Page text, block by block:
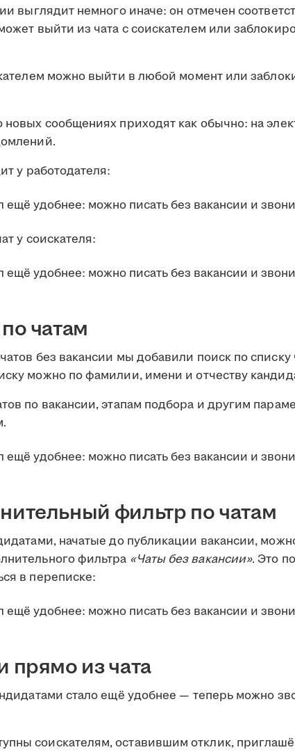
выглядит немного иначе: он отмечен
выйти из чата с соискателем или
можно выйти в любой момент или
сообщениях приходят как обычно: на
у работодателя:
у соискателя:
чатам
без вакансии мы добавили поиск по списку
можно по фамилии, имени и отчеству
по вакансии, этапам подбора и другим
фильтр по чатам
начатые до публикации вакансии,
фильтра «Чаты без вакансии». Это
в переписке:
прямо из чата
стало ещё удобнее — теперь можно
соискателям, оставившим отклик,